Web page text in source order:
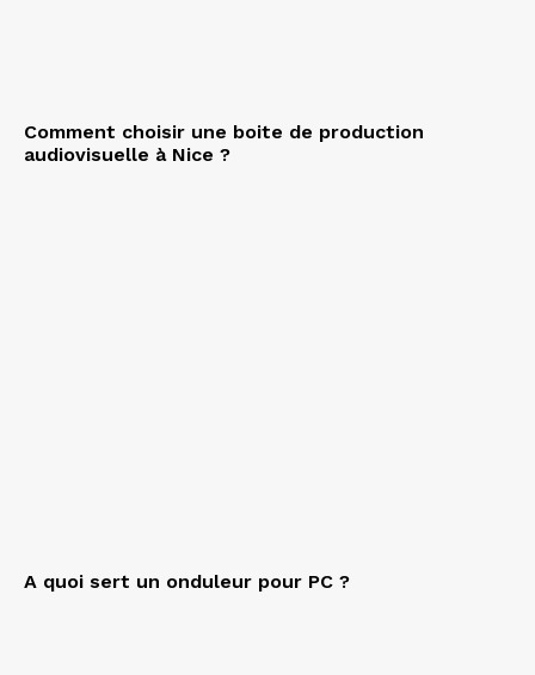
Comment choisir une boite de production
audiovisuelle à Nice ?
A quoi sert un onduleur pour PC ?